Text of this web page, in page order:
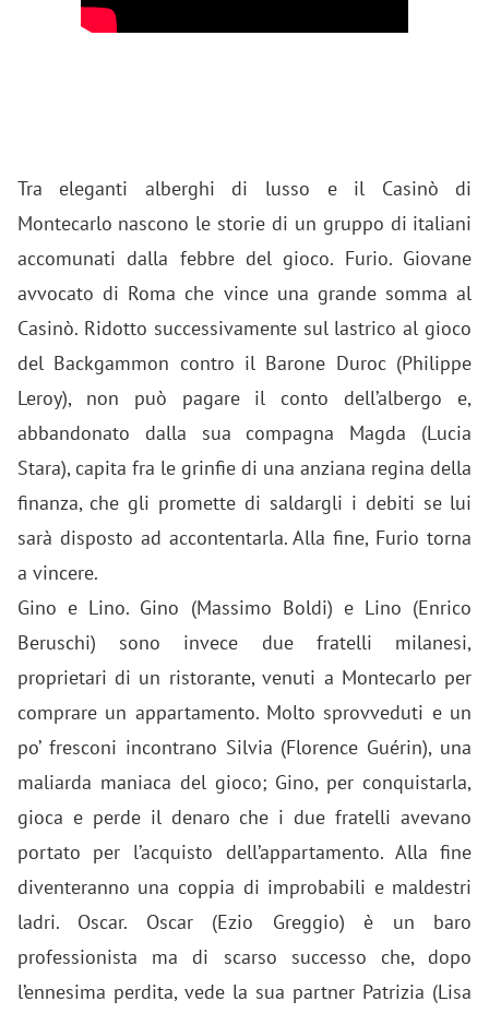
Tra eleganti alberghi di lusso e il Casinò di
Montecarlo nascono le storie di un gruppo di italiani
accomunati dalla febbre del gioco. Furio. Giovane
avvocato di Roma che vince una grande somma al
Casinò. Ridotto successivamente sul lastrico al gioco
del Backgammon contro il Barone Duroc (Philippe
Leroy), non può pagare il conto dell’albergo e,
abbandonato dalla sua compagna Magda (Lucia
Stara), capita fra le grinfie di una anziana regina della
finanza, che gli promette di saldargli i debiti se lui
sarà disposto ad accontentarla. Alla fine, Furio torna
a vincere.
Gino e Lino. Gino (Massimo Boldi) e Lino (Enrico
Beruschi) sono invece due fratelli milanesi,
proprietari di un ristorante, venuti a Montecarlo per
comprare un appartamento. Molto sprovveduti e un
po’ fresconi incontrano Silvia (Florence Guérin), una
maliarda maniaca del gioco; Gino, per conquistarla,
gioca e perde il denaro che i due fratelli avevano
portato per l’acquisto dell’appartamento. Alla fine
diventeranno una coppia di improbabili e maldestri
ladri. Oscar. Oscar (Ezio Greggio) è un baro
professionista ma di scarso successo che, dopo
l’ennesima perdita, vede la sua partner Patrizia (Lisa